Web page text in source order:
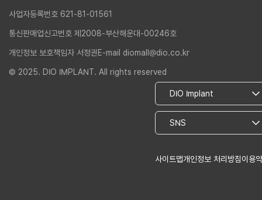
사업자등록번호 621-81-01561
통신판매업신고번호 제2008-부산해운대-00246호
개인정보 보호책임자 서정권 E-mail diomall@dio.co.kr
© 2025. DIO IMPLANT. All rights reserved
사이트맵개인정보 처리방침이용